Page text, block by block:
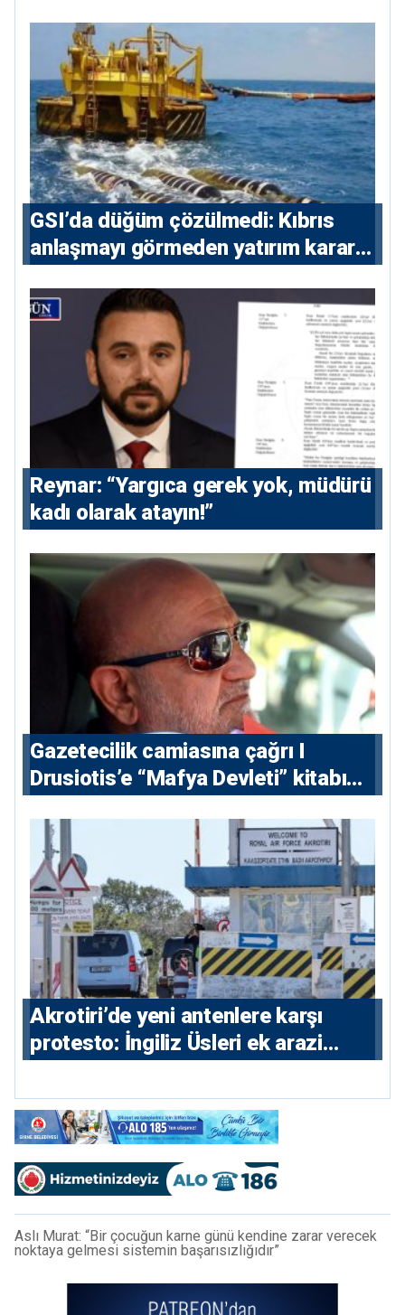
GSI’da düğüm çözülmedi: Kıbrıs
anlaşmayı görmeden yatırım kararı
Reynar: “Yargıca gerek yok, müdürü
kadı olarak atayın!”
Gazetecilik camiasına çağrı I
⁠Drusiotis’e “Mafya Devleti” kitabı
⁠Akrotiri’de yeni antenlere karşı
protesto: İngiliz Üsleri ek arazi
Aslı Murat: “Bir çocuğun karne günü kendine zarar verecek
noktaya gelmesi sistemin başarısızlığıdır”